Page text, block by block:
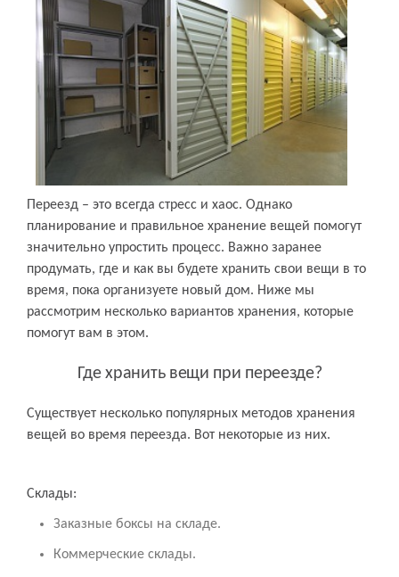
Переезд – это всегда стресс и хаос. Однако
планирование и правильное хранение вещей помогут
значительно упростить процесс. Важно заранее
продумать, где и как вы будете хранить свои вещи в то
время, пока организуете новый дом. Ниже мы
рассмотрим несколько вариантов хранения, которые
помогут вам в этом.
Где хранить вещи при переезде?
Существует несколько популярных методов хранения
вещей во время переезда. Вот некоторые из них.
Склады:
Заказные боксы на складе.
Коммерческие склады.